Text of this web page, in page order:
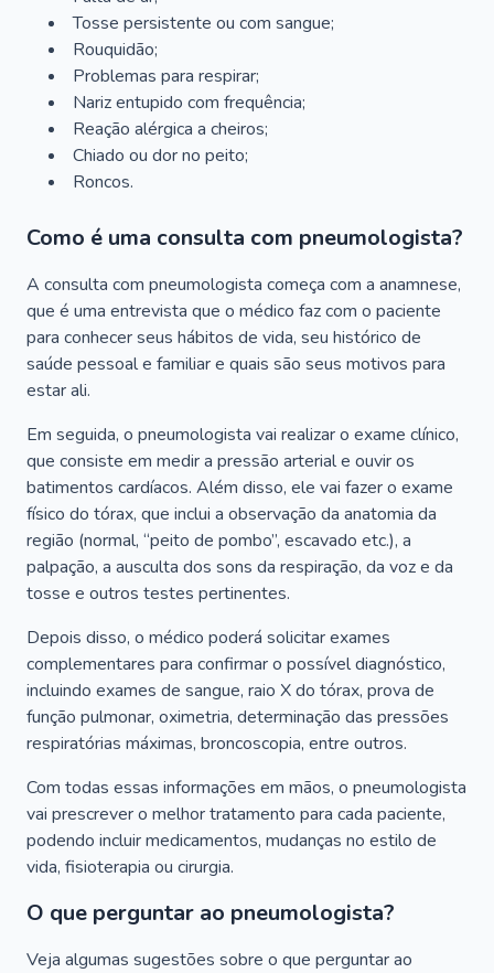
Tosse persistente ou com sangue;
Rouquidão;
Problemas para respirar;
Nariz entupido com frequência;
Reação alérgica a cheiros;
Chiado ou dor no peito;
Roncos.
Como é uma consulta com pneumologista?
A consulta com pneumologista começa com a anamnese,
que é uma entrevista que o médico faz com o paciente
para conhecer seus hábitos de vida, seu histórico de
saúde pessoal e familiar e quais são seus motivos para
estar ali.
Em seguida, o pneumologista vai realizar o exame clínico,
que consiste em medir a pressão arterial e ouvir os
batimentos cardíacos. Além disso, ele vai fazer o exame
físico do tórax, que inclui a observação da anatomia da
região (normal, “peito de pombo”, escavado etc.), a
palpação, a ausculta dos sons da respiração, da voz e da
tosse e outros testes pertinentes.
Depois disso, o médico poderá solicitar exames
complementares para confirmar o possível diagnóstico,
incluindo exames de sangue, raio X do tórax, prova de
função pulmonar, oximetria, determinação das pressões
respiratórias máximas, broncoscopia, entre outros.
Com todas essas informações em mãos, o pneumologista
vai prescrever o melhor tratamento para cada paciente,
podendo incluir medicamentos, mudanças no estilo de
vida, fisioterapia ou cirurgia.
O que perguntar ao pneumologista?
Veja algumas sugestões sobre o que perguntar ao